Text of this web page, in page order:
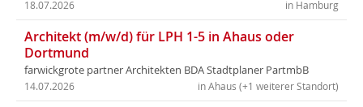
in Hamburg
18.07.2026
Architekt (m/w/d) für LPH 1-5 in Ahaus oder
Dortmund
farwickgrote partner Architekten BDA Stadtplaner PartmbB
in Ahaus (+1 weiterer Standort)
14.07.2026